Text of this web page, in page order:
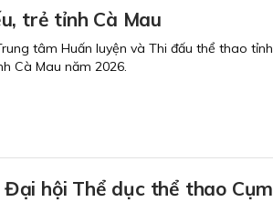
trẻ tỉnh Cà Mau
tâm Huấn luyện và Thi đấu thể thao tỉnh
Cà Mau năm 2026.
hội Thể dục thể thao Cụm